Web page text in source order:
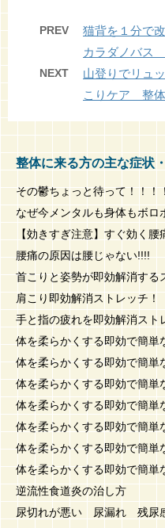
PREV
猫背を１分で
カラダノバス
NEXT
山登りでリュ
こりケア 整
整体に来る方の主な症状
その鬱ちょっと待って！！！
なぜ今メンタルも身体もボロ
【効きすぎ注意】すぐ効く腰
腰痛の原因は腰じゃない!!!!
首こりと姿勢が即効解消する
肩こり即効解消ストレッチ！
手と指の疲れを即効解消スト
体を柔らかくする即効で簡
体を柔らかくする即効で簡
体を柔らかくする即効で簡
体を柔らかくする即効で簡
体を柔らかくする即効で簡
体を柔らかくする即効で簡
体を柔らかくする即効で簡単
逆流性食道炎の治し方
尿切れが悪い 尿漏れ 残尿